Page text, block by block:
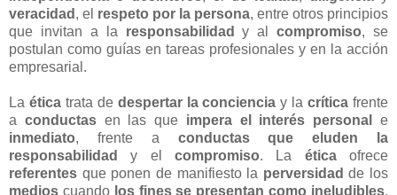
veracidad , el respeto por la persona, entre otros principios
que invitan a la responsabilidad y alcompromiso, se
postulan como guías en tareas profesionales y en la acción
empresarial.
La éticatrata de despertar la conciencia y lacrítica frente
a conductasen las que impera el interés personal
e
inmediato, frente a conductas que eluden la
responsabilidad
y el compromiso. La éticaofrece
referentes que ponen de manifiesto la perversidad de los
medios cuando los fines se presentan como ineludibles.